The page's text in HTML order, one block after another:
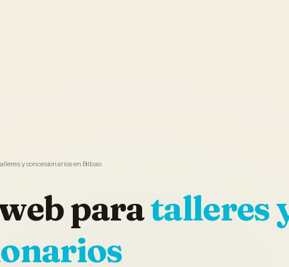
y concesionarios en Bilbao
paratalleres